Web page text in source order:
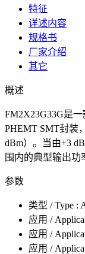
特征
详述内容
规格书
厂家介绍
其它
概述
FM2X23G33G是
PHEMT SMT封装
dBm）。当由+3
围内的典型输出功
参数
类型 / Type :
应用 /
应用 /
应用 /